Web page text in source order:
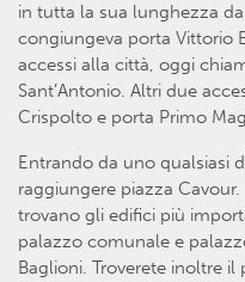
in tutta la sua lunghezza
congiungeva porta Vittorio
accessi alla città, oggi
Sant’Antonio. Altri due
Crispolto e porta Primo
Entrando da uno qualsiasi
raggiungere piazza
trovano gli edifici più
palazzo comunale e
Baglioni. Troverete inoltre